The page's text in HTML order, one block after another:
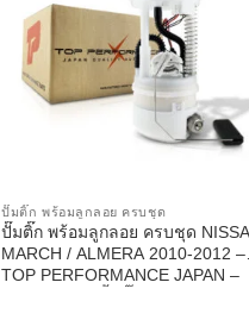
ปั๊มติ๊ก พร้อมลูกลอย ครบชุด
ปั๊มติ๊ก พร้อมลูกลอย ครบชุด
MARCH / ALMERA 2010-2012 –
TOP PERFORMANCE JAPAN –